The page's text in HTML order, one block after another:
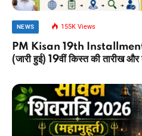
NEWS 155KViews
PM Kisan 19th
(जारी हुई) 19वीं किस्त की तारीख और